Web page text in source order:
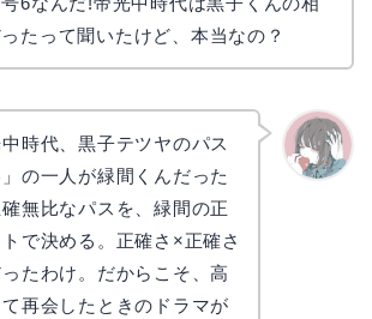
たって聞いたけど、本当なの？
時代、黒子テツヤのパス
の一人が緑間くんだった
無比なパスを、緑間の正
で決める。正確さ×正確さ
たわけ。だからこそ、高
再会したときのドラマが